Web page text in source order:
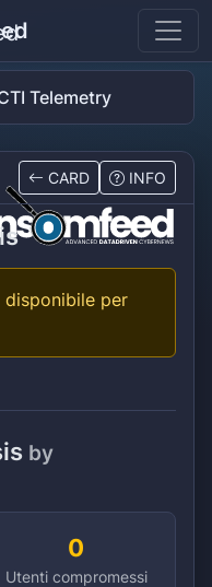
Telemetry
CARD INFO
disponibile per
by
0
Utenti compromessi